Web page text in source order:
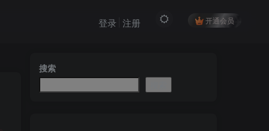
开通会员
登录 注册
搜索